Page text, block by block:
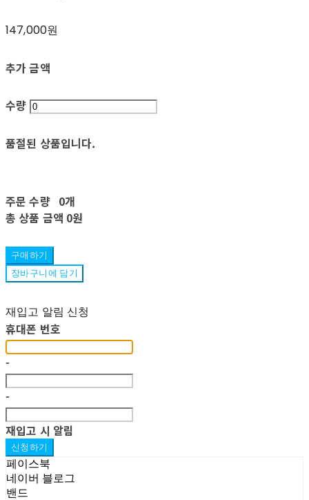
147,000원
추가 금액
수량
품절된 상품입니다.
주문 수량 0개
총 상품 금액 0원
구매하기
장바구니에 담기
재입고 알림 신청
휴대폰 번호
-
-
재입고 시 알림
신청하기
페이스북
네이버 블로그
밴드